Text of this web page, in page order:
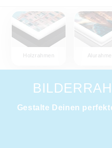
Holzrahmen
Gestalte Deinen